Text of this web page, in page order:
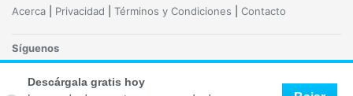
Acerca Privacidad Términos y Condiciones Contacto
Síguenos
Descárgala gratis hoy